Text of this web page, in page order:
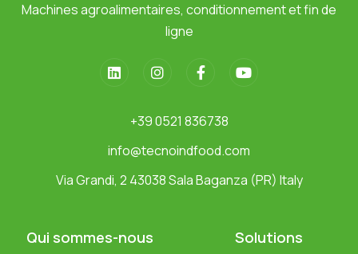
Machines agroalimentaires, conditionnement et fin de
ligne
+39 0521 836738
info@tecnoindfood.com
Via Grandi, 2 43038 Sala Baganza (PR) Italy
Qui sommes-nous Solutions